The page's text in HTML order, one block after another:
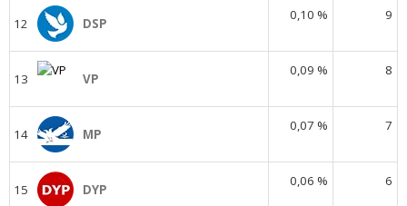
12 DSP
0,10 % 9
13 VP
0,09 % 8
14 MP
0,07 % 7
15 DYP
0,06 % 6